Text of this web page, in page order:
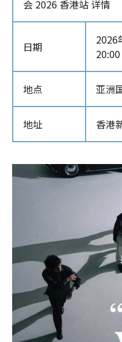
会 2026 香港站 详情
日期
2026
20:00
地点 亚洲
地址 香港